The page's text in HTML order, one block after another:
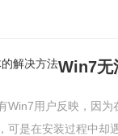
Win7用户反映，因
可是在安装过程中却